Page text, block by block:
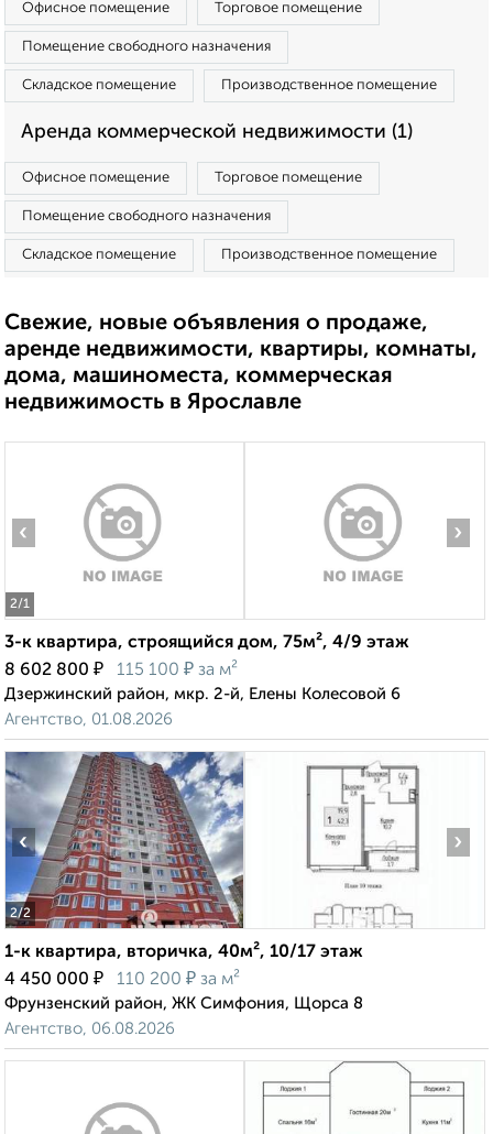
Офисное помещение Торговое помещение
Помещение свободного назначения
Складское помещение Производственное помещение
Аренда коммерческой недвижимости (1)
Офисное помещение Торговое помещение
Помещение свободного назначения
Складское помещение Производственное помещение
Свежие, новые объявления о продаже,
аренде недвижимости, квартиры, комнаты,
дома, машиноместа, коммерческая
недвижимость в Ярославле
2/1
‹ ›
3-к квартира, строящийся дом, 75м², 4/9 этаж
8 602 800 ₽ 115 100 ₽ за м²
Дзержинский район, мкр. 2-й, Елены Колесовой 6
Агентство, 01.08.2026
2/2
‹ ›
1-к квартира, вторичка, 40м², 10/17 этаж
4 450 000 ₽ 110 200 ₽ за м²
Фрунзенский район, ЖК Симфония, Щорса 8
Агентство, 06.08.2026